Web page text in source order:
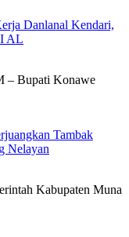
Danlanal Kendari,
AL
Bupati Konawe
Tambak
Nelayan
Kabupaten Muna